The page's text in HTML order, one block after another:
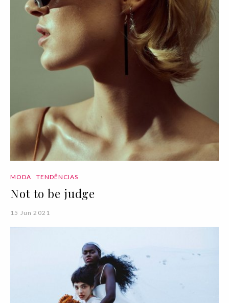
MODA TENDÊNCIAS
Not to be judge
15 Jun 2021